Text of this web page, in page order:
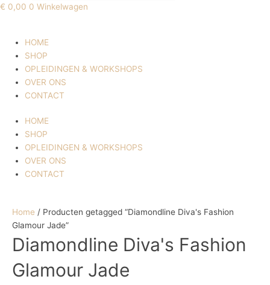
€ 0,00 0 Winkelwagen
HOME
SHOP
OPLEIDINGEN & WORKSHOPS
OVER ONS
CONTACT
HOME
SHOP
OPLEIDINGEN & WORKSHOPS
OVER ONS
CONTACT
Home / Producten getagged “Diamondline Diva's Fashion
Glamour Jade”
Diamondline Diva's Fashion
Glamour Jade